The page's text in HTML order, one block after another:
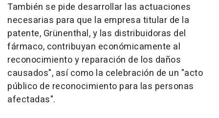
También se pide desarrollar las actuaciones
necesarias para que la empresa titular de la
patente, Grünenthal, y las distribuidoras del
fármaco, contribuyan económicamente al
reconocimiento y reparación de los daños
causados", así como la celebración de un "acto
público de reconocimiento para las personas
afectadas".